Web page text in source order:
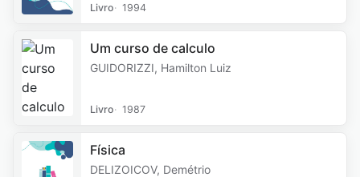
Livro 1994
Um curso de calculo
GUIDORIZZI, Hamilton Luiz
Livro 1987
Física
DELIZOICOV, Demétrio